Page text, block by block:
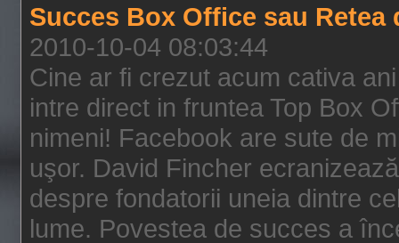
Succes Box Office sau Retea
2010-10-04 08:03:44
Cine ar fi crezut acum cativa
intre direct in fruntea Top Box
nimeni! Facebook are sute de
uşor. David Fincher
despre fondatorii uneia dintre
lume. Povestea de succes a